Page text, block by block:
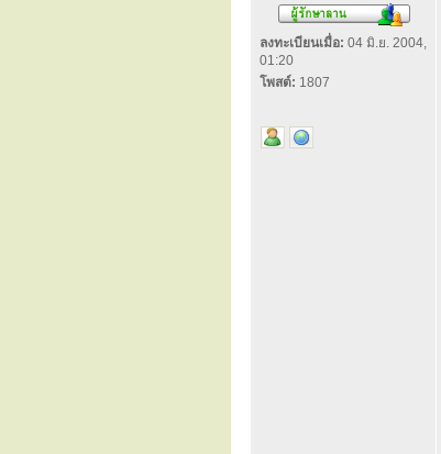
ลงทะเบียนเมื่อ: 04 มิ.ย. 2004,
01:20
โพสต์: 1807